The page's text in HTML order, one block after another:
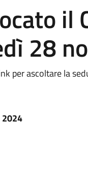
il
28
per ascoltare la